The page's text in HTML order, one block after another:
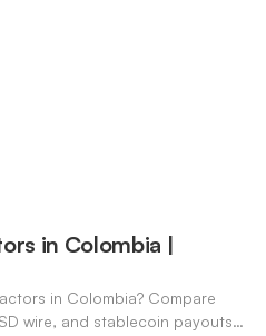
in Colombia |
in Colombia? Compare
wire, and stablecoin payouts.